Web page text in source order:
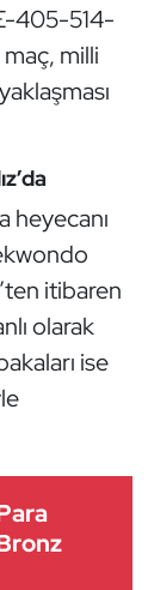
405-514-
milli
heyecanı
itibaren
olarak
ise